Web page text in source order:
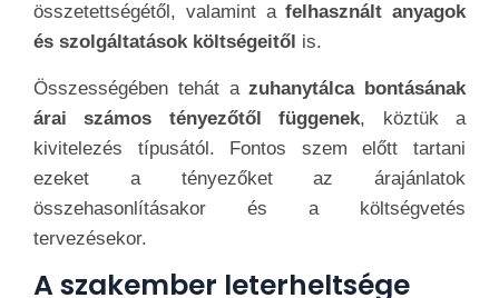
összetettségétől, valamint afelhasznált anyagok
és szolgáltatások költségeitől is.
Összességében tehát azuhanytálca bontásának
árai számos tényezőtől függenek, köztük a
kivitelezés típusától. Fontos szem előtt tartani
ezeket a tényezőket az árajánlatok
összehasonlításakor és a költségvetés
tervezésekor.
A szakember leterheltsége